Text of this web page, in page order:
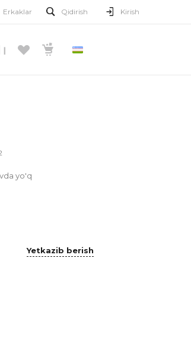
Erkaklar Qidirish Kirish
yo'q
Yetkazib berish